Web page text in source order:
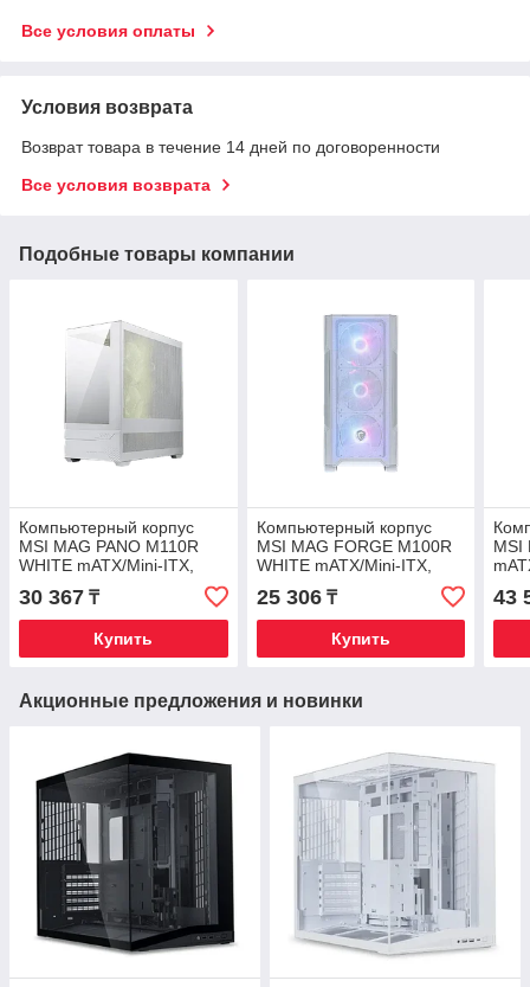
Все условия оплаты
Условия возврата
Возврат товара в течение 14 дней по договоренности
Все условия возврата
Подобные товары компании
Компьютерный корпус
MSI MAG PANO M110R
WHITE mATX/Mini-ITX,
1xUSB-A, 1xType-C,
1xAudio, 1xMic, mATX
30 367 ₸
Купить
Компьютерный корпус
MSI MAG FORGE M100R
WHITE mATX/Mini-ITX,
2xUSB 2.0, USB 3.2, Audio,
Mic, mATX
25 306₸
Купить
MSI
43
Акционные предложения и новинки